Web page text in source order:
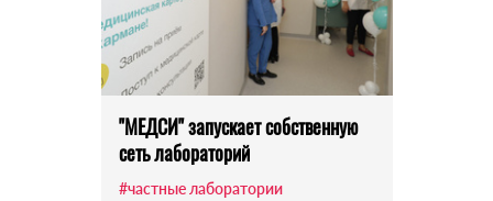
"МЕДСИ" запускает собственную
сеть лабораторий
#частные лаборатории